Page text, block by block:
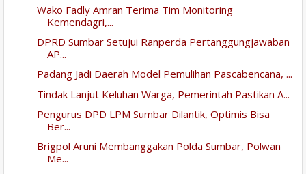
Wako Fadly Amran Terima Tim Monitoring
Kemendagri,...
DPRD Sumbar Setujui Ranperda Pertanggungjawaban
AP...
Padang Jadi Daerah Model Pemulihan Pascabencana, ...
Tindak Lanjut Keluhan Warga, Pemerintah Pastikan A...
Pengurus DPD LPM Sumbar Dilantik, Optimis Bisa
Ber...
Brigpol Aruni Membanggakan Polda Sumbar, Polwan
Me...